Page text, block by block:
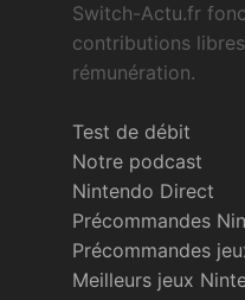
Switch-Actu.fr
contributions
rémunération.
Test de débit
Notre podcast
Nintendo Direct
Précommandes
Précommandes
Meilleurs jeux